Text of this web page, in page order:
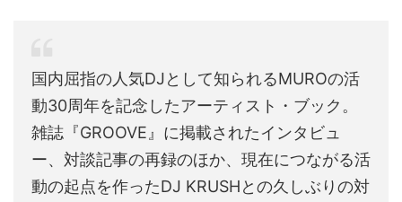
国内屈指の人気DJとして知られるMUROの活
動30周年を記念したアーティスト・ブック。
雑誌『GROOVE』に掲載されたインタビュ
ー、対談記事の再録のほか、現在につながる活
動の起点を作ったDJ KRUSHとの久しぶりの対